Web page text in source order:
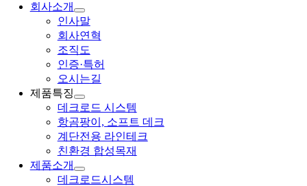
회사소개
인사말
회사연혁
조직도
인증·특허
오시는길
제품특징
데크로드 시스템
항곰팡이, 소프트 데크
계단전용 라인테크
친환경 합성목재
제품소개
데크로드시스템